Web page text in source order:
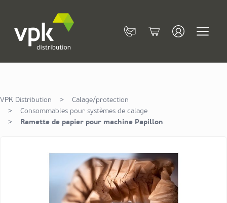
ContactCart
VPK Distribution >
Calage/protection
>
Consommables pour systèmes de calage
>
Ramette de papier pour machine Papillon